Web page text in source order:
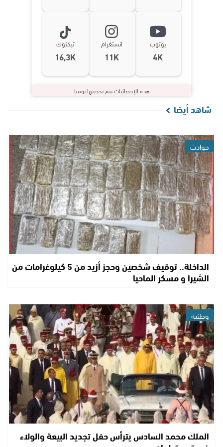
يوتوب
4K
انستغرام
11K
تيكتوك
16,3K
هذه الإحصائيات يتم تحديثها يوميا
شاهد أيضا
حوادث
الداخلة.. توقيف شخصين وحجز أزيد من 5 كيلوغرامات من
الشيرا و مسكر الماحيا
وطنية
الملك محمد السادس يترأس حفل تجديد البيعة والولاء